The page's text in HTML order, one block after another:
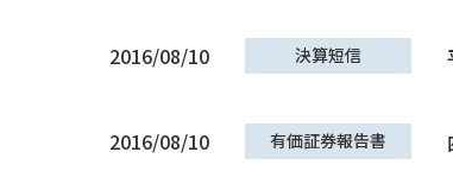
2016/08/10 決算短信
2016/08/10 有価証券報告書